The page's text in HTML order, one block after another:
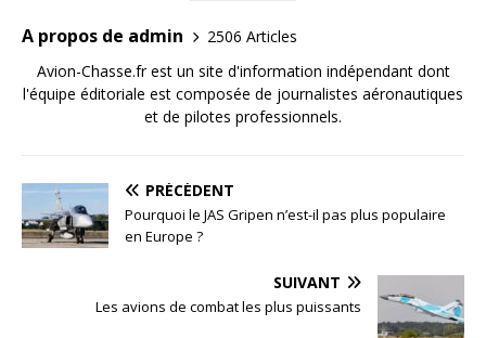
A propos de admin
2506 Articles
Avion-Chasse.fr est un site d'information indépendant dont
l'équipe éditoriale est composée de journalistes aéronautiques
et de pilotes professionnels.
PRÉCÉDENT
Pourquoi le JAS Gripen n’est-il pas plus populaire
en Europe ?
SUIVANT
Les avions de combat les plus puissants